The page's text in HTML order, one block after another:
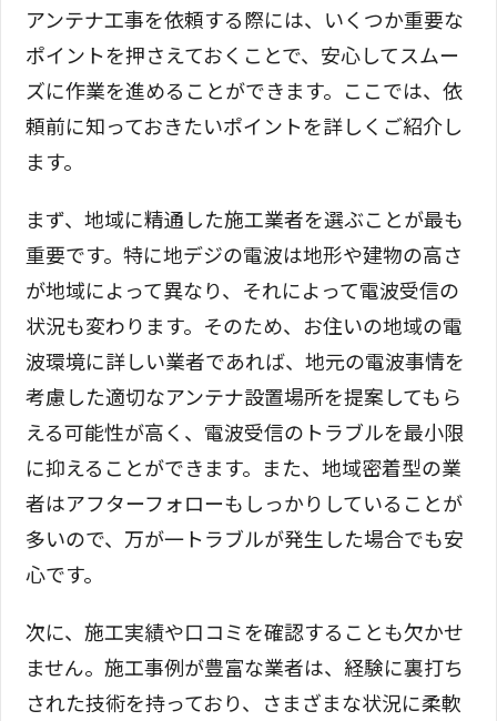
アンテナ工事を依頼する際には、いくつか重要な
ポイントを押さえておくことで、安心してスムー
ズに作業を進めることができます。ここでは、依
頼前に知っておきたいポイントを詳しくご紹介し
ます。
まず、地域に精通した施工業者を選ぶことが最も
重要です。特に地デジの電波は地形や建物の高さ
が地域によって異なり、それによって電波受信の
状況も変わります。そのため、お住いの地域の電
波環境に詳しい業者であれば、地元の電波事情を
考慮した適切なアンテナ設置場所を提案してもら
える可能性が高く、電波受信のトラブルを最小限
に抑えることができます。また、地域密着型の業
者はアフターフォローもしっかりしていることが
多いので、万が一トラブルが発生した場合でも安
心です。
次に、施工実績や口コミを確認することも欠かせ
ません。施工事例が豊富な業者は、経験に裏打ち
された技術を持っており、さまざまな状況に柔軟